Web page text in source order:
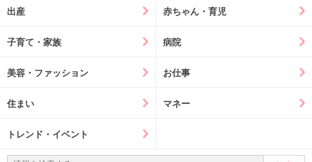
出産 赤ちゃん・育児
子育て・家族 病院
美容・ファッション お仕事
住まい マネー
トレンド・イベント